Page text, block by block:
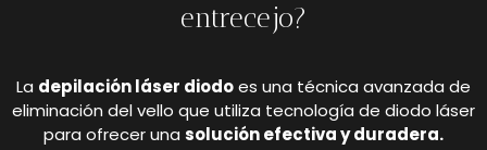
entrecejo?
La depilación láser diodoes una técnica avanzada de
eliminación del vello que utiliza tecnología de diodo láser
para ofrecer una solución efectiva y duradera.